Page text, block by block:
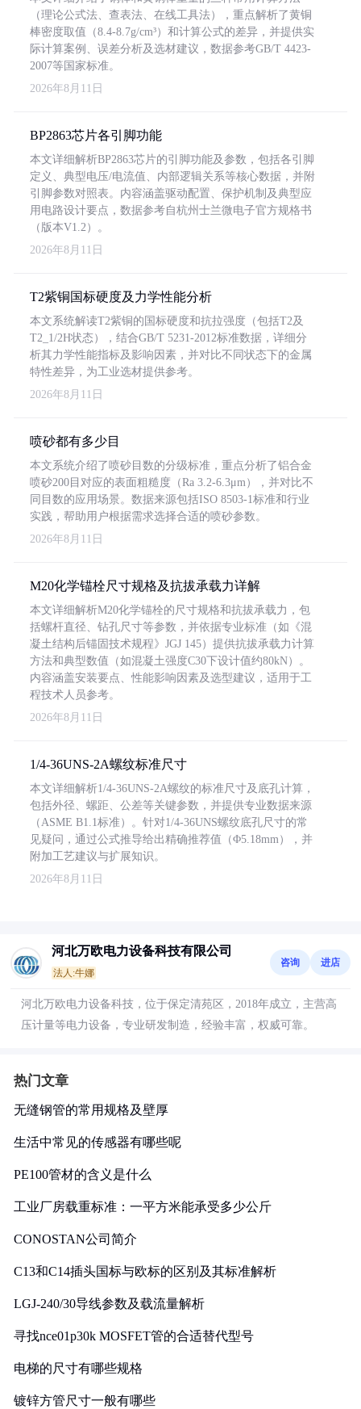
（理论公式法、查表法、在线工具法），重点解析了黄铜
棒密度取值（8.4-8.7g/cm³）和计算公式的差异，并提供实
际计算案例、误差分析及选材建议，数据参考GB/T 4423-
2007等国家标准。
2026年8月11日
BP2863芯片各引脚功能
本文详细解析BP2863芯片的引脚功能及参数，包括各引脚
定义、典型电压/电流值、内部逻辑关系等核心数据，并附
引脚参数对照表。内容涵盖驱动配置、保护机制及典型应
用电路设计要点，数据参考自杭州士兰微电子官方规格书
（版本V1.2）。
2026年8月11日
T2紫铜国标硬度及力学性能分析
本文系统解读T2紫铜的国标硬度和抗拉强度（包括T2及
T2_1/2H状态），结合GB/T 5231-2012标准数据，详细分
析其力学性能指标及影响因素，并对比不同状态下的金属
特性差异，为工业选材提供参考。
2026年8月11日
喷砂都有多少目
本文系统介绍了喷砂目数的分级标准，重点分析了铝合金
喷砂200目对应的表面粗糙度（Ra 3.2-6.3μm），并对比不
同目数的应用场景。数据来源包括ISO 8503-1标准和行业
实践，帮助用户根据需求选择合适的喷砂参数。
2026年8月11日
M20化学锚栓尺寸规格及抗拔承载力详解
本文详细解析M20化学锚栓的尺寸规格和抗拔承载力，包
括螺杆直径、钻孔尺寸等参数，并依据专业标准（如《混
凝土结构后锚固技术规程》JGJ 145）提供抗拔承载力计算
方法和典型数值（如混凝土强度C30下设计值约80kN）。
内容涵盖安装要点、性能影响因素及选型建议，适用于工
程技术人员参考。
2026年8月11日
1/4-36UNS-2A螺纹标准尺寸
本文详细解析1/4-36UNS-2A螺纹的标准尺寸及底孔计算，
包括外径、螺距、公差等关键参数，并提供专业数据来源
（ASME B1.1标准）。针对1/4-36UNS螺纹底孔尺寸的常
见疑问，通过公式推导给出精确推荐值（Φ5.18mm），并
附加工艺建议与扩展知识。
2026年8月11日
河北万欧电力设备科技有限公司
法人:牛娜
咨询 进店
河北万欧电力设备科技，位于保定清苑区，2018年成立，主营高
压计量等电力设备，专业研发制造，经验丰富，权威可靠。
热门文章
无缝钢管的常用规格及壁厚
生活中常见的传感器有哪些呢
PE100管材的含义是什么
工业厂房载重标准：一平方米能承受多少公斤
CONOSTAN公司简介
C13和C14插头国标与欧标的区别及其标准解析
LGJ-240/30导线参数及载流量解析
寻找nce01p30k MOSFET管的合适替代型号
电梯的尺寸有哪些规格
镀锌方管尺寸一般有哪些